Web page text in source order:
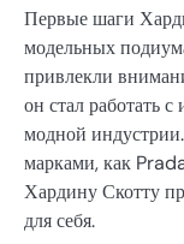
Первые шаги
модельных
привлекли
он стал работать
модной
марками, как
Хардину Скотту
для себя.